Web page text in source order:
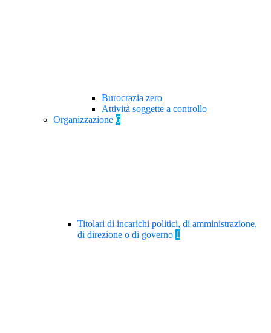
Burocrazia zero
Attività soggette a controllo
Organizzazione 6
Titolari di incarichi politici, di amministrazione,
di direzione o di governo 1